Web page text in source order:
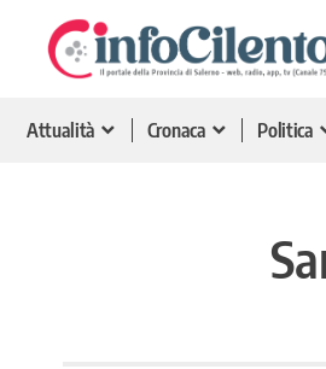
Attualità Cronaca Politica